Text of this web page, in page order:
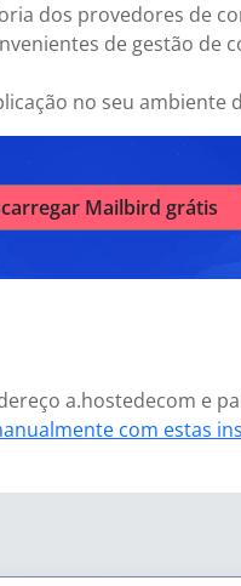
dos provedores de
de gestão de
no seu ambiente
Mailbird grátis
a.hostedecom e
com estas